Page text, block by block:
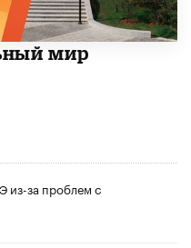
мир
из-за проблем с